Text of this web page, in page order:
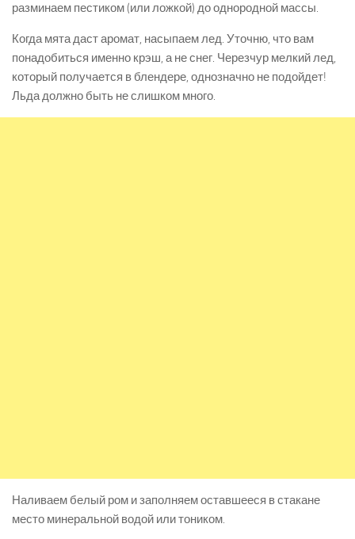
разминаем пестиком (или ложкой) до однородной массы.
Когда мята даст аромат, насыпаем лед. Уточню, что вам
понадобиться именно крэш, а не снег. Черезчур мелкий лед,
который получается в блендере, однозначно не подойдет!
Льда должно быть не слишком много.
Наливаем белый ром и заполняем оставшееся в стакане
место минеральной водой или тоником.